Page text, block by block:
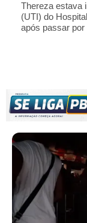
Thereza estava
(UTI) do
após passar por